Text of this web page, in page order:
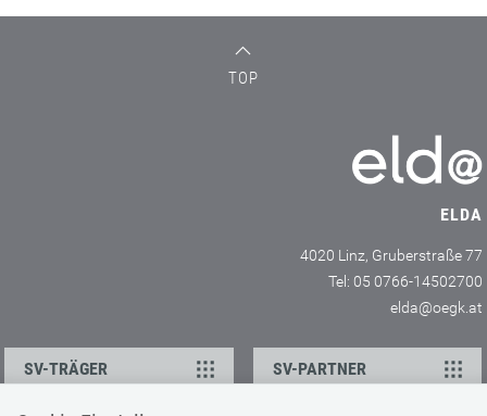
TOP
ELDA
4020 Linz, Gruberstraße 77
Tel: 05 0766-14502700
elda@oegk.at
SV-TRÄGER SV-PARTNER